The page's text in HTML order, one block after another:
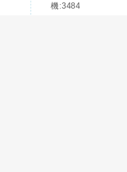
機:3484